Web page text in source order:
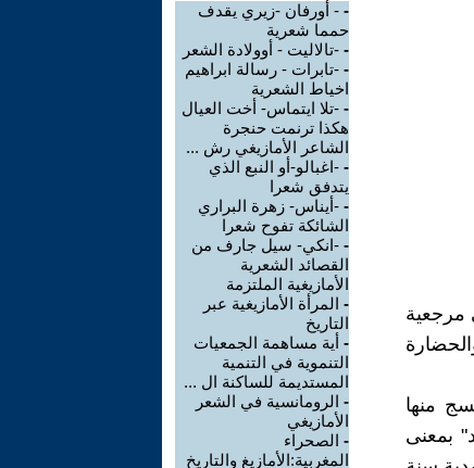
مرجعية
منها
بمعنى
- - أورفان -زيري يقدف
حمما شعرية
- -تالاليت - أوولادة الشعر
- -تابرات - رسالة ابراهيم
اخياط الشعرية
- -تلا ايتماس- أخت العيال
هكذا ترنمت حنجرة
الشاعر الأمازيغي رش ...
- -اغبالو-أو النبع الذي
يتدفق شعرا
- -أيناس- زهرة البراري
الشائكة تفوح شعرا
- -انكي- سيل جارف من
القصائد الشعرية
الأمازيغية الملتزمة
- المرأة الأمازيغية عبر
التاريخ
- أية مساهمة الجمعيات
التنموية في التنمية
المستديمة للساكنة ال ...
- الرومانسية في الشعر
الأمازيغي
- الصحراء
المغربية:الأمازيغ والتاريخ